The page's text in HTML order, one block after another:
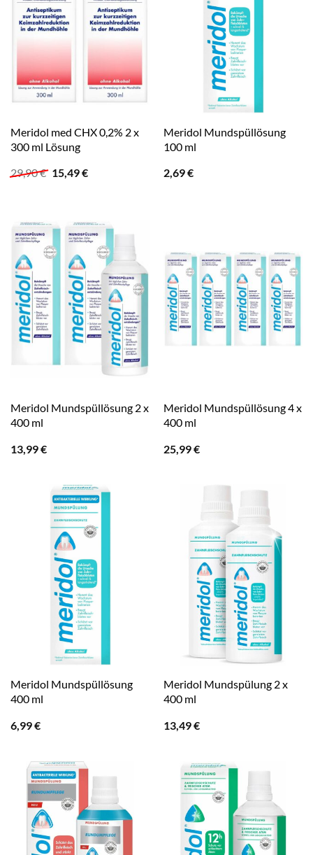
Meridol med CHX 0,2% 2 x
300 ml Lösung
29,90€ Ursprünglicher
15,49€Aktueller
Meridol Mundspüllösung
100 ml
2,69€
Meridol Mundspüllösung 2 x
400 ml
13,99€
Meridol Mundspüllösung 4 x
400 ml
25,99€
Meridol Mundspüllösung
400 ml
6,99€
Meridol Mundspülung 2 x
400 ml
13,49€